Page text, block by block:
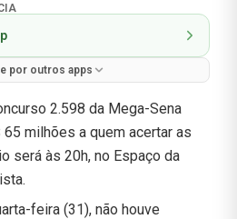
por outros apps
2.598 da Mega-Sena
milhões a quem acertar as
será às 20h, no Espaço da
feira (31), não houve